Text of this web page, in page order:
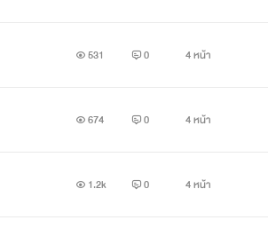
531 0 4 หน้า
674 0 4 หน้า
1.2k 0 4 หน้า